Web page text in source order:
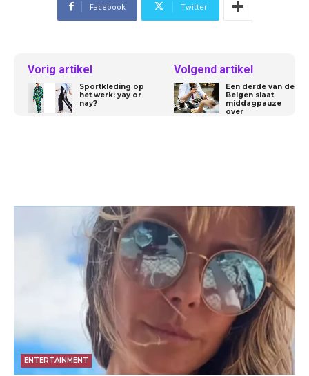
Facebook Twitter
Vorig artikel
Sportkleding op
het werk: yay or
nay?
Volgend artikel
Een derde van de
Belgen slaat
middagpauze
over
ENTERTAINMENT